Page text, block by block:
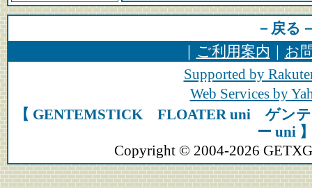
－戻る
｜ ご利用案内 ｜ お
Supported by
Web Services by
【 GENTEMSTICK FLOATER uni ゲン
ー uni
Copyright © 2004-2026